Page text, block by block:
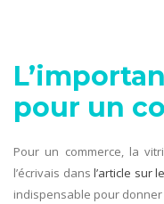
pour un
Pour un commerce, la
l’écrivais dans l’article sur
indispensable pour